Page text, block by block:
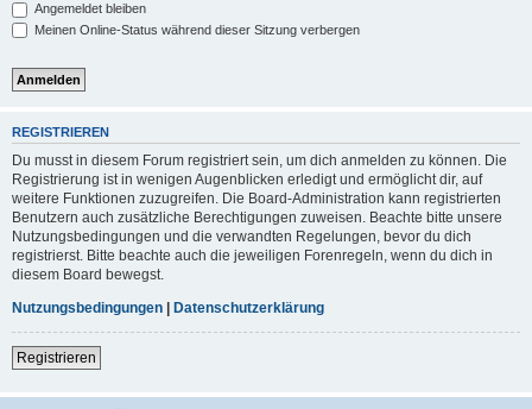
Angemeldet bleiben
Meinen Online-Status während dieser Sitzung verbergen
REGISTRIEREN
Du musst in diesem Forum registriert sein, um dich anmelden zu können. Die
Registrierung ist in wenigen Augenblicken erledigt und ermöglicht dir, auf
weitere Funktionen zuzugreifen. Die Board-Administration kann registrierten
Benutzern auch zusätzliche Berechtigungen zuweisen. Beachte bitte unsere
Nutzungsbedingungen und die verwandten Regelungen, bevor du dich
registrierst. Bitte beachte auch die jeweiligen Forenregeln, wenn du dich in
diesem Board bewegst.
Nutzungsbedingungen | Datenschutzerklärung
Registrieren